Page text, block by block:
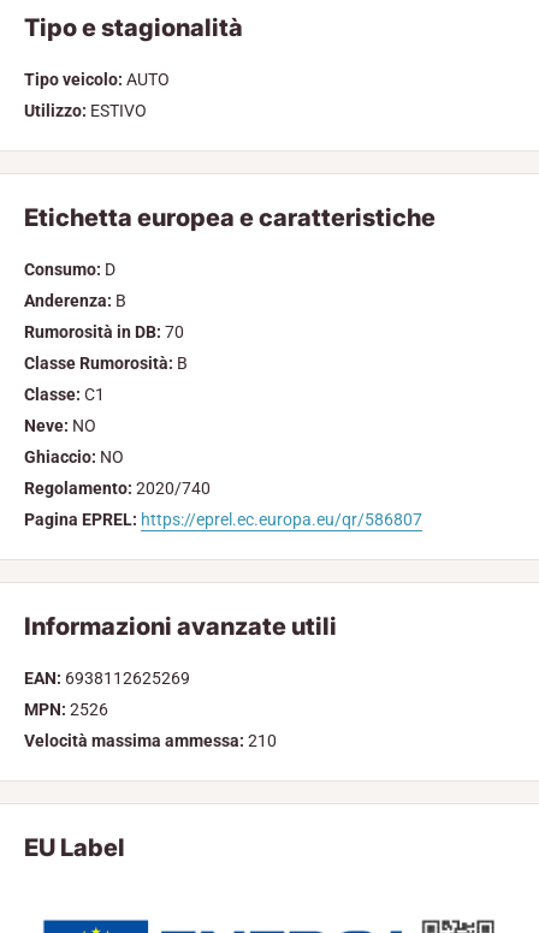
Tipo e stagionalità
Tipo veicolo: AUTO
Utilizzo: ESTIVO
Etichetta europea e caratteristiche
Consumo: D
Anderenza: B
Rumorosità in DB: 70
Classe Rumorosità: B
Classe: C1
Neve: NO
Ghiaccio: NO
Regolamento: 2020/740
Pagina EPREL: https://eprel.ec.europa.eu/qr/586807
Informazioni avanzate utili
EAN: 6938112625269
MPN: 2526
Velocità massima ammessa: 210
EU Label